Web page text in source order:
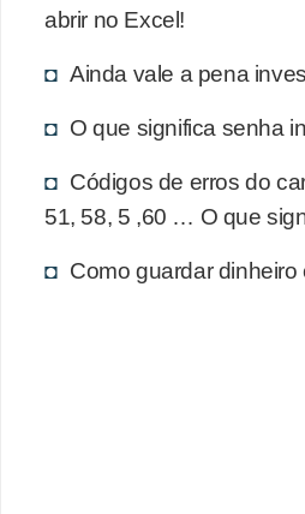
abrir no Excel!
Ainda vale a pena
O que significa senha
Códigos de erros do
51, 58, 5 ,60 … O que
Como guardar dinheiro
u
a
ç
o
f
i